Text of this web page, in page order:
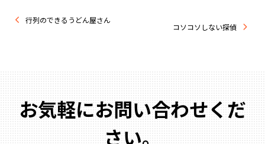
行列のできるうどん屋さん
コソコソしない探偵
お気軽にお問い合わせくだ
さい。